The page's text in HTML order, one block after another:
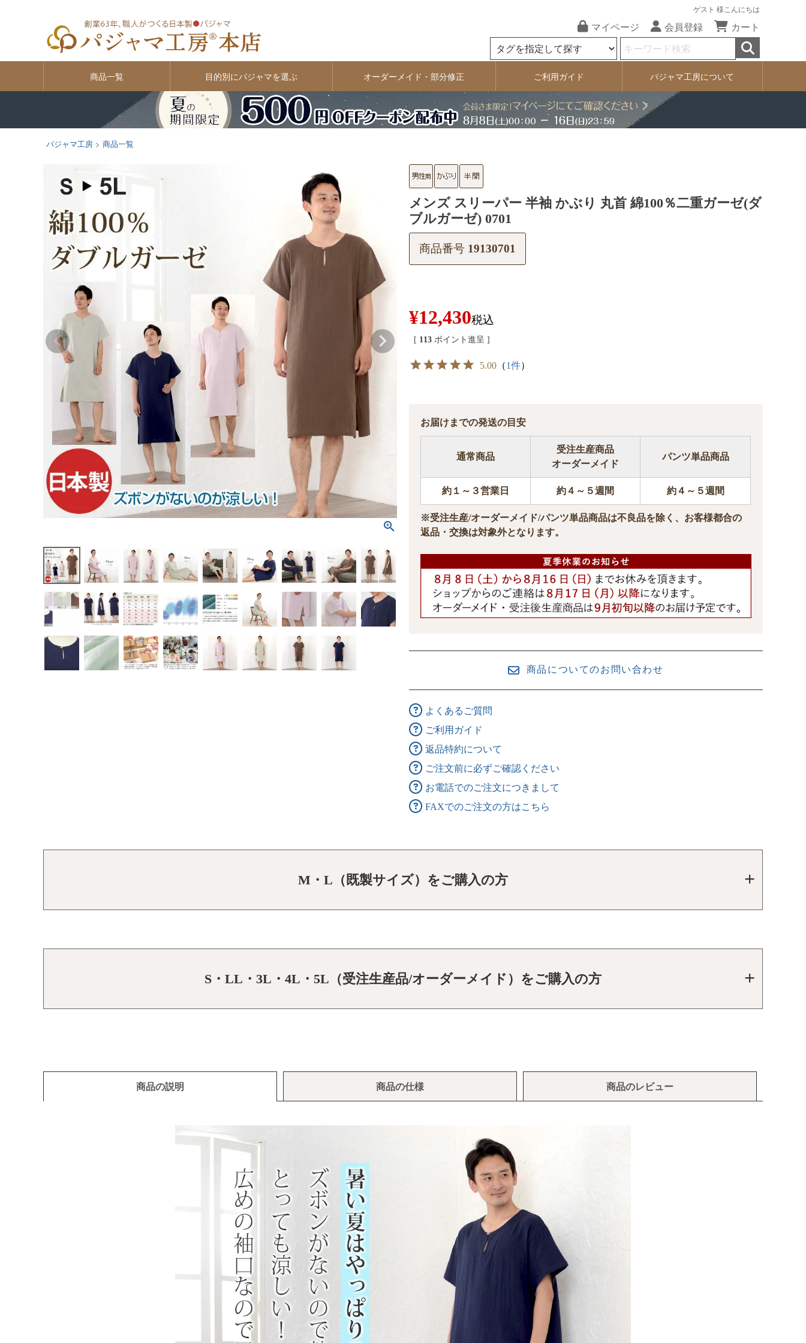
ゲスト 様こんにちは
マイページ 会員登録 カート
商品一覧 目的別にパジャマを選ぶ オーダーメイド・部分修正 ご利用ガイド パジャマ工房について
パジャマ工房 商品一覧
メンズ スリーパー 半袖 かぶり 丸首 綿100％二重ガーゼ(ダ
ブルガーゼ) 0701
商品番号 19130701
¥12,430税込
[ 113 ポイント進呈 ]
5.00 （1件）
お届けまでの発送の目安
通常商品
受注生産商品
オーダーメイド
パンツ単品商品
約１～３営業日 約４～５週間 約４～５週間
※受注生産/オーダーメイド/パンツ単品商品は不良品を除く、お客様都合の
返品・交換は対象外となります。
商品についてのお問い合わせ
よくあるご質問
ご利用ガイド
返品特約について
ご注文前に必ずご確認ください
お電話でのご注文につきまして
FAXでのご注文の方はこちら
M・L（既製サイズ）をご購入の方
S・LL・3L・4L・5L（受注生産品/オーダーメイド）をご購入の方
商品の説明 商品の仕様 商品のレビュー